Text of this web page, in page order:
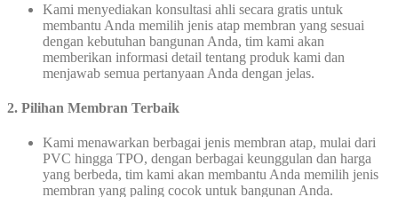
Kami menyediakan konsultasi ahli secara gratis untuk
membantu Anda memilih jenis atap membran yang sesuai
dengan kebutuhan bangunan Anda, tim kami akan
memberikan informasi detail tentang produk kami dan
menjawab semua pertanyaan Anda dengan jelas.
2. Pilihan Membran Terbaik
Kami menawarkan berbagai jenis membran atap, mulai dari
PVC hingga TPO, dengan berbagai keunggulan dan harga
yang berbeda, tim kami akan membantu Anda memilih jenis
membran yang paling cocok untuk bangunan Anda.